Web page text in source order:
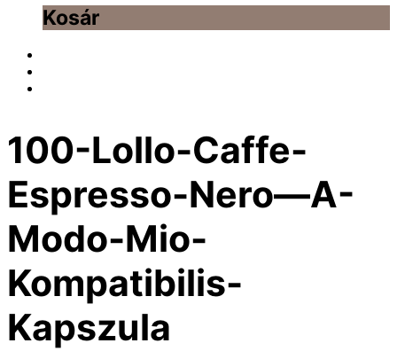
Kosár
100-Lollo-Caffe-
Espresso-Nero—A-
Modo-Mio-
Kompatibilis-
Kapszula